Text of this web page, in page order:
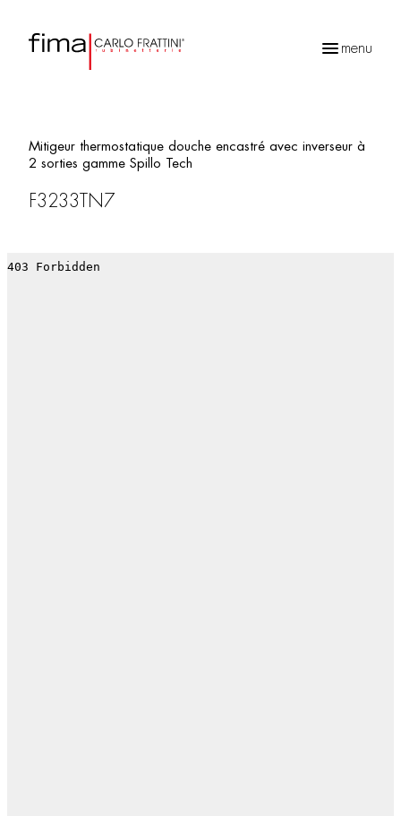
menu
Mitigeur thermostatique douche encastré avec inverseur à
2 sorties gamme Spillo Tech
F3233TN7